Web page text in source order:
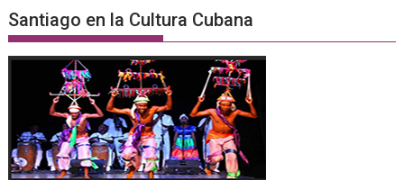
Santiago en la Cultura Cubana